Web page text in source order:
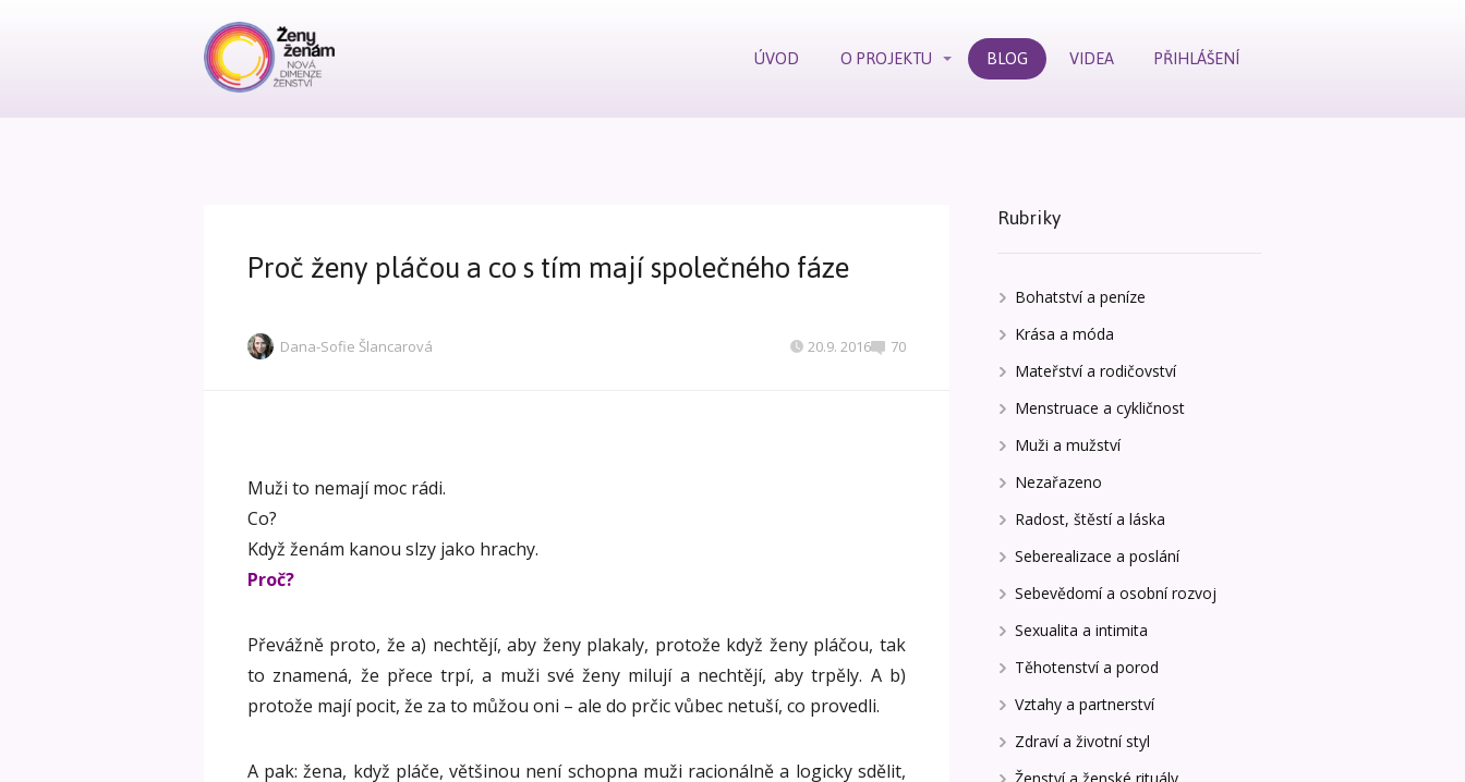
ÚVOD O PROJEKTU BLOG VIDEA PŘIHLÁŠENÍ
Proč ženy pláčou a co s tím mají společného fáze
Dana-Sofie Šlancarová 20.9. 2016 70
Muži to nemají moc rádi.
Co?
Když ženám kanou slzy jako hrachy.
Proč?
Převážně proto, že a) nechtějí, aby ženy plakaly, protože když ženy pláčou, tak
to znamená, že přece trpí, a muži své ženy milují a nechtějí, aby trpěly. A b)
protože mají pocit, že za to můžou oni – ale do prčic vůbec netuší, co provedli.
A pak: žena, když pláče, většinou není schopna muži racionálně a logicky sdělit,
Rubriky
Bohatství a peníze
Krása a móda
Mateřství a rodičovství
Menstruace a cykličnost
Muži a mužství
Nezařazeno
Radost, štěstí a láska
Seberealizace a poslání
Sebevědomí a osobní rozvoj
Sexualita a intimita
Těhotenství a porod
Vztahy a partnerství
Zdraví a životní styl